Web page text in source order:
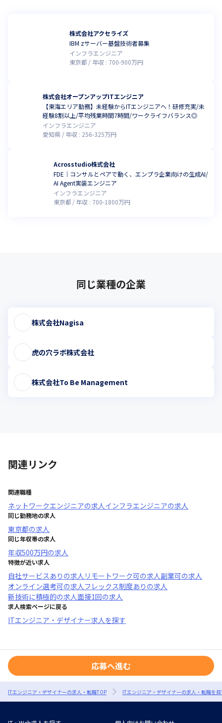
株式会社アクセライズ
IBM zサーバー基盤技術者募集
インフラエンジニア
東京都
年収 : 700-900万円
株式会社オープンアップITエンジニア
【東海エリア勤務】未経験からITエンジニアへ！研修充実/未
経験8割以上/平均残業時間7時間/ワークライフバランス◎
インフラエンジニア
愛知県
年収 : 256-325万円
Acrosstudio株式会社
FDE｜コンサルとペアで動く、エンプラ企業向けの生成AI/
AI Agent実装エンジニア
インフラエンジニア
東京都
年収 : 700-1800万円
同じ業種の企業
株式会社Nagisa
虎の穴ラボ株式会社
株式会社To Be Management
関連リンク
関連職種
ネットワークエンジニアの求人インフラエンジニアの求人
同じ勤務地の求人
東京都の求人
同じ年収帯の求人
年収500万円の求人
特徴が近い求人
自社サービスあり の求人 リモートワーク可の求人副業可の求人
オンライン選考可の求人フレックス制度あり の求人
新技術に積極的の求人面接1回の求人
求人検索ページに戻る
ITエンジニア・デザイナー求人を探す
応募へ進む
ITエンジニア・デザイナーの求人・転職TOP ITエンジニア・デザイナーの求人・転職を